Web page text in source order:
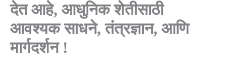
देत आहे, आधुनिक शेतीसाठी
आवश्यक साधने, तंत्रज्ञान, आणि
मार्गदर्शन !